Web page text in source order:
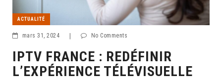
ACTUALITÉ
mars 31, 2024 | No Comments
IPTV FRANCE : REDÉFINIR
L’EXPÉRIENCE TÉLÉVISUELLE